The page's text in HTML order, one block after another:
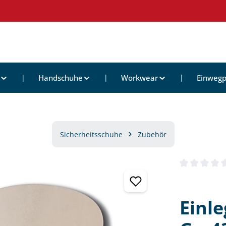
Handschuhe Workwear
Sicherheitsschuhe Zubehör